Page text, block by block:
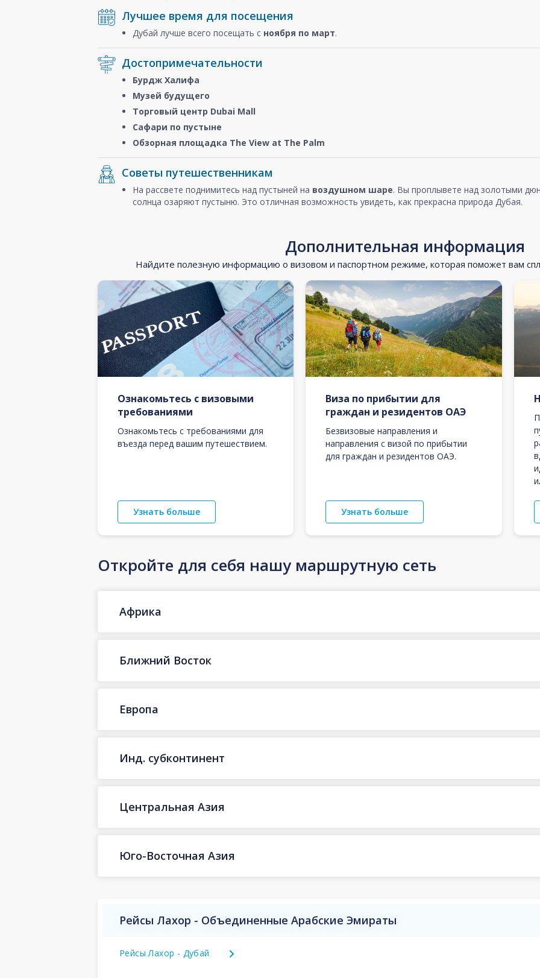
Лучшее время для посещения
Дубай лучше всего посещать с ноября по март.
Достопримечательности
Бурдж Халифа
Музей будущего
Торговый центр Dubai Mall
Сафари по пустыне
Обзорная площадка The View at The Palm
Советы путешественникам
На рассвете поднимитесь над пустыней на воздушном шаре. Вы проплывете над золотыми
солнца озаряют пустыню. Это отличная возможность увидеть, как прекрасна природа Дубая.
Дополнительная информация
Найдите полезную информацию о визовом и паспортном режиме, которая поможет вам
Ознакомьтесь с визовыми
требованиями
Ознакомьтесь с требованиями для
въезда перед вашим путешествием.
Узнать больше
Виза по прибытии для
граждан и резидентов ОАЭ
Безвизовые направления и
направления с визой по прибытии
для граждан и резидентов ОАЭ.
Узнать больше
Откройте для себя нашу маршрутную сеть
Африка
Ближний Восток
Европа
Инд. субконтинент
Центральная Азия
Юго-Восточная Азия
Рейсы Лахор - Объединенные Арабские Эмираты
Рейсы Лахор - Дубай